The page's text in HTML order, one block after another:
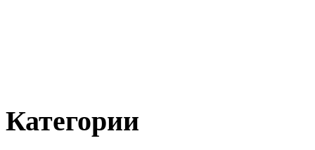
Категории